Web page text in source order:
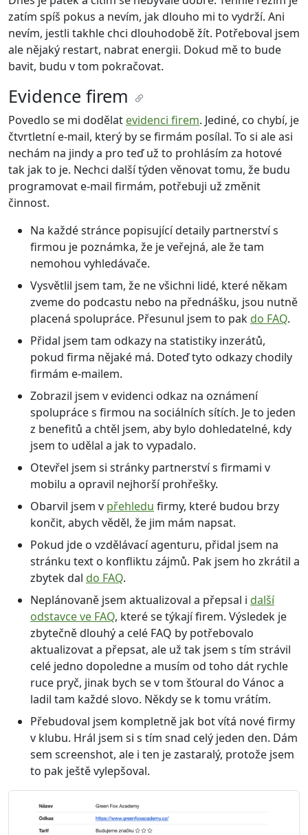
zatím spíš pokus a nevím, jak dlouho mi to vydrží. Ani
nevím, jestli takhle chci dlouhodobě žít. Potřeboval jsem
ale nějaký restart, nabrat energii. Dokud mě to bude
bavit, budu v tom pokračovat.
Evidence firem
Povedlo se mi dodělat evidenci firem. Jediné, co chybí, je
čtvrtletní e-mail, který by se firmám posílal. To si ale asi
nechám na jindy a pro teď už to prohlásím za hotové
tak jak to je. Nechci další týden věnovat tomu, že budu
programovat e-mail firmám, potřebuji už změnit
činnost.
Na každé stránce popisující detaily partnerství s
firmou je poznámka, že je veřejná, ale že tam
nemohou vyhledávače.
Vysvětlil jsem tam, že ne všichni lidé, které někam
zveme do podcastu nebo na přednášku, jsou nutně
placená spolupráce. Přesunul jsem to pak do FAQ.
Přidal jsem tam odkazy na statistiky inzerátů,
pokud firma nějaké má. Doteď tyto odkazy chodily
firmám e-mailem.
Zobrazil jsem v evidenci odkaz na oznámení
spolupráce s firmou na sociálních sítích. Je to jeden
z benefitů a chtěl jsem, aby bylo dohledatelné, kdy
jsem to udělal a jak to vypadalo.
Otevřel jsem si stránky partnerství s firmami v
mobilu a opravil nejhorší prohřešky.
Obarvil jsem v přehledu firmy, které budou brzy
končit, abych věděl, že jim mám napsat.
Pokud jde o vzdělávací agenturu, přidal jsem na
stránku text o konfliktu zájmů. Pak jsem ho zkrátil a
zbytek dal do FAQ.
Neplánovaně jsem aktualizoval a přepsal i další
odstavce ve FAQ, které se týkají firem. Výsledek je
zbytečně dlouhý a celé FAQ by potřebovalo
aktualizovat a přepsat, ale už tak jsem s tím strávil
celé jedno dopoledne a musím od toho dát rychle
ruce pryč, jinak bych se v tom šťoural do Vánoc a
ladil tam každé slovo. Někdy se k tomu vrátím.
Přebudoval jsem kompletně jak bot vítá nové firmy
v klubu. Hrál jsem si s tím snad celý jeden den. Dám
sem screenshot, ale i ten je zastaralý, protože jsem
to pak ještě vylepšoval.